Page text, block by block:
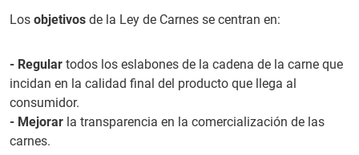
Los objetivos de la Ley de Carnes se centran en:
- Regular todos los eslabones de la cadena de la carne que
incidan en la calidad final del producto que llega al
consumidor.
- Mejorar la transparencia en la comercialización de las
carnes.